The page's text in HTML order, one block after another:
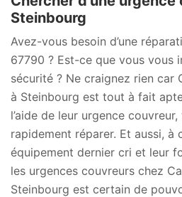
Steinbourg
Avez-vous besoin d’une
67790 ? Est-ce que vous vous
sécurité ? Ne craignez rien car
à Steinbourg est tout à fait
l’aide de leur urgence
rapidement réparer. Et aussi, à
équipement dernier cri et leur
les urgences couvreurs chez
Steinbourg est certain de